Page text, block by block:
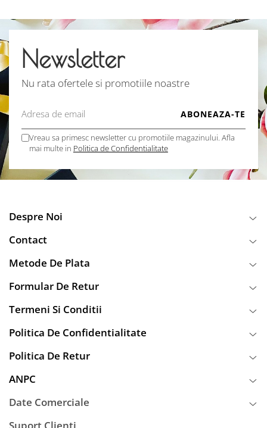
Newsletter
Nu rata ofertele si promotiile noastre
Vreau sa primesc newsletter cu promotiile magazinului. Afla
mai multe in Politica de Confidentialitate
Despre Noi
Contact
Metode De Plata
Formular De Retur
Termeni Si Conditii
Politica De Confidentialitate
Politica De Retur
ANPC
Date Comerciale
Suport Clienti